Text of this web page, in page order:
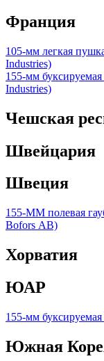
Франция
105-мм легкая
Industries)
155-мм
Industries)
Чешская
Швейцария
Швеция
155-MM полевая
Bofors АВ)
Хорватия
ЮАР
155-мм
Южная